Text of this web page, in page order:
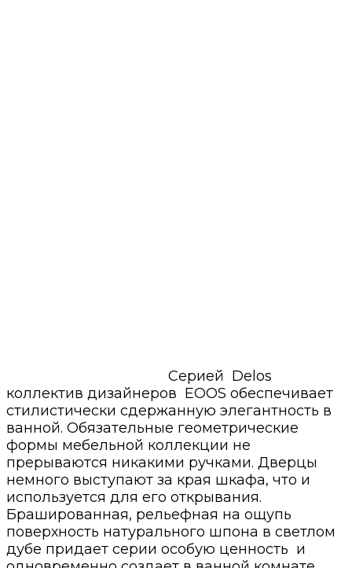
Серией Delos
коллектив дизайнеров EOOS обеспечивает
стилистически сдержанную элегантность в
ванной. Обязательные геометрические
формы мебельной коллекции не
прерываются никакими ручками. Дверцы
немного выступают за края шкафа, что и
используется для его открывания.
Брашированная, рельефная на ощупь
поверхность натурального шпона в светлом
дубе придает серии особую ценность и